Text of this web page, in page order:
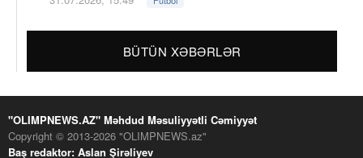
BÜTÜN XƏBƏRLƏR
"OLIMPNEWS.AZ" Məhdud Məsuliyyətli Cəmiyyət
Copyright © 2013-2026 "OLIMPNEWS.az"
Baş redaktor: Aslan Şirəliyev